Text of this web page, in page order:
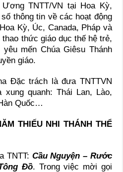
Ương TNTT/VN tại Hoa Kỳ,
thông tin về các hoạt động
Kỳ, Úc, Canada, Pháp và
thức giáo dục thế hệ trẻ,
mến Chúa Giêsu Thánh
giáo.
Đặc trách là đưa TNTTVN
quanh: Thái Lan, Lào,
Quốc…
THIẾU NHI THÁNH THỂ
TNTT: Cầu Nguyện – Rước
Đồ. Trong việc mời gọi